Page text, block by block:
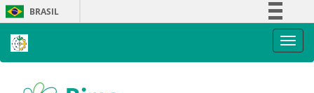
Skip
navigation
BRASIL